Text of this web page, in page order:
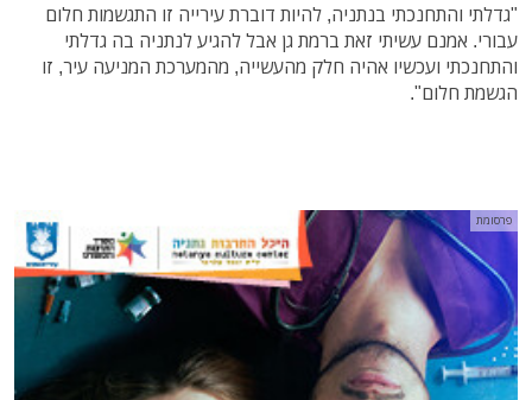
"גדלתי והתחנכתי בנתניה, להיות דוברת עירייה זו התגשמות חלום
עבורי. אמנם עשיתי זאת ברמת גן אבל להגיע לנתניה בה גדלתי
והתחנכתי ועכשיו אהיה חלק מהעשייה, מהמערכת המניעה עיר, זו
הגשמת חלום".
פרסומת